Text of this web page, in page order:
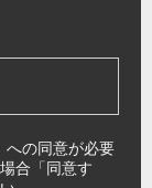
への同意が必要
合「同意す